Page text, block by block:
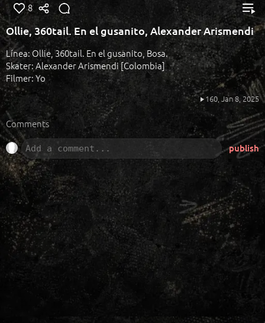
8
Ollie, 360tail. En el gusanito, Alexander Arismendi
Línea: Ollie, 360tail. En el gusanito, Bosa.
Skater: Alexander Arismendi [Colombia]
Filmer: Yo
160, Jan 8, 2025
Comments
publish